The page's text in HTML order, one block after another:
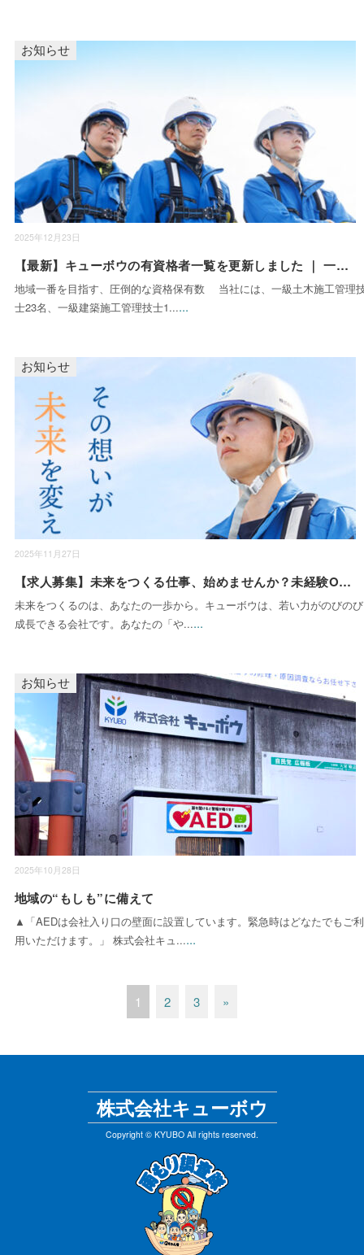
2025年12月23日
お知らせ
【最新】キューボウの有資格者一覧を更新しました ｜ 一級保持者50名以上在籍。資格と実績が証明する、建物メ
地域一番を目指す、圧倒的な資格保有数 当社には、一級土木施工管理
士23名、一級建築施工管理技士1......
2025年11月27日
お知らせ
【求人募集】未来をつくる仕事、始めませんか？未経験OKの現場・管理スタッフ募集
未来をつくるのは、あなたの一歩から。キューボウは、若い力がのびの
成長できる会社です。あなたの「や......
2025年10月28日
お知らせ
地域の“もしも”に備えて
▲「AEDは会社入り口の壁面に設置しています。緊急時はどなたでもご利
用いただけます。」 株式会社キュ......
1 2 3 »
株式会社キューボウ
Copyright © KYUBO All rights reserved.